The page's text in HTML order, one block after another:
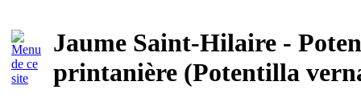
Jaume Saint-Hilaire -
printanière (Potentilla